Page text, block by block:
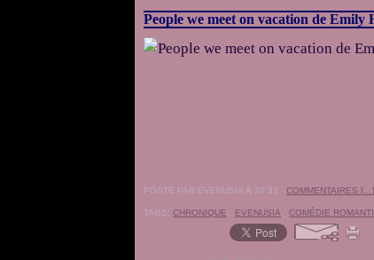
People we meet on vacation de Emily
POSTÉ PAR EVENUSIA À 20:32 - COMMENTAIRES [ ]
TAGS: CHRONIQUE EVENUSIA COMÉDIE